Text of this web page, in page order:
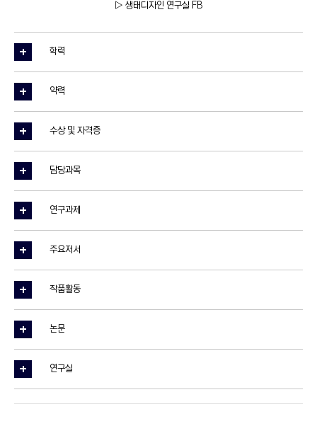
▷ 생태디자인 연구실 FB
학력
약력
수상 및 자격증
담당과목
연구과제
주요저서
작품활동
논문
연구실